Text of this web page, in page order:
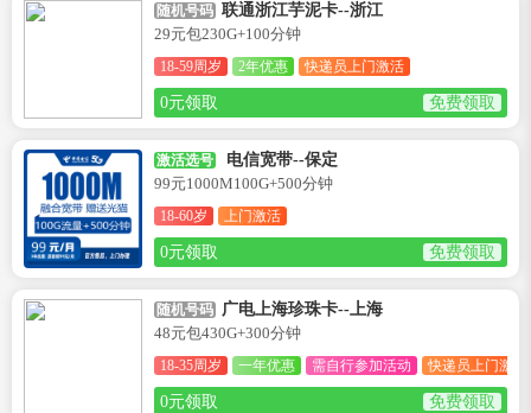
随机号码 联通浙江芋泥卡--浙江
29元包230G+100分钟
18-59周岁 2年优惠 快递员上门激活
0元领取 免费领取
激活选号
电信宽带--保定
99元1000M100G+500分钟
18-60岁 上门激活
0元领取 免费领取
随机号码 广电上海珍珠卡--上海
48元包430G+300分钟
18-35周岁 一年优惠 需自行参加活动 快递员上门激活
0元领取 免费领取